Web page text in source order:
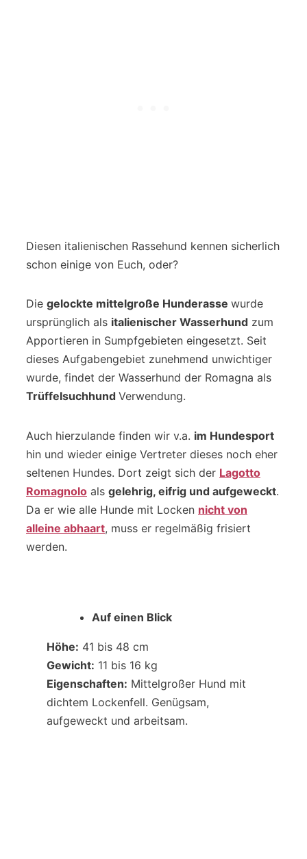
Diesen italienischen Rassehund kennen sicherlich
schon einige von Euch, oder?
Die gelockte mittelgroße Hunderasse wurde
ursprünglich als italienischer Wasserhund zum
Apportieren in Sumpfgebieten eingesetzt. Seit
dieses Aufgabengebiet zunehmend unwichtiger
wurde, findet der Wasserhund der Romagna als
Trüffelsuchhund Verwendung.
Auch hierzulande finden wir v.a. im Hundesport
hin und wieder einige Vertreter dieses noch eher
seltenen Hundes. Dort zeigt sich der Lagotto
Romagnolo als gelehrig, eifrig und aufgeweckt.
Da er wie alle Hunde mit Locken nicht von
alleine abhaart, muss er regelmäßig frisiert
werden.
Auf einen Blick
Höhe: 41 bis 48 cm
Gewicht: 11 bis 16 kg
Eigenschaften: Mittelgroßer Hund mit
dichtem Lockenfell. Genügsam,
aufgeweckt und arbeitsam.